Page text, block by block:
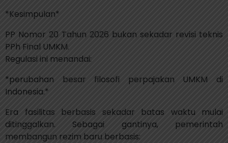
*Kesimpulan*
PP Nomor 20 Tahun 2026 bukan sekadar revisi teknis
PPh Final UMKM.
Regulasi ini menandai:
*perubahan besar filosofi perpajakan UMKM di
Indonesia.*
Era fasilitas berbasis sekadar batas waktu mulai
ditinggalkan. Sebagai gantinya, pemerintah
membangun rezim baru berbasis: